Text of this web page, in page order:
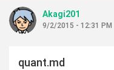
Akagi201
9/2/2015 - 12:31 PM
quant.md